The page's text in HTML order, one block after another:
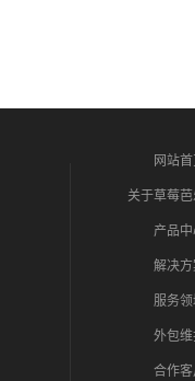
网站
关于草莓
产品
解决
服务
外包
合作